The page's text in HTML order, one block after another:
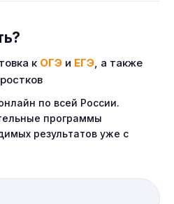
к ОГЭ и ЕГЭ, а также
по всей России.
программы
результатов уже с